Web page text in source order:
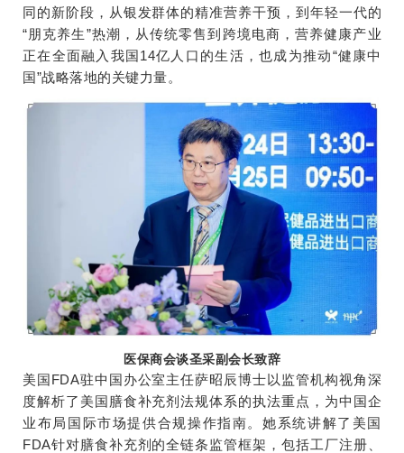
同的新阶段，从银发群体的精准营养干预，到年轻一代的
“朋克养生”热潮，从传统零售到跨境电商，营养健康产业
正在全面融入我国14亿人口的生活，也成为推动“健康中
国”战略落地的关键力量。
医保商会谈圣采副会长致辞
美国FDA驻中国办公室主任萨昭辰博士以监管机构视角深
度解析了美国膳食补充剂法规体系的执法重点，为中国企
业布局国际市场提供合规操作指南。她系统讲解了美国
FDA针对膳食补充剂的全链条监管框架，包括工厂注册、